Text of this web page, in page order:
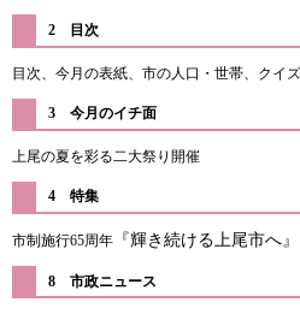
2 目次
目次、今月の表紙、市の人口・世帯、クイ
3 今月のイチ面
上尾の夏を彩る二大祭り開催
4 特集
市制施行65周年 『輝き続ける上尾市へ』
​8 市政ニュース